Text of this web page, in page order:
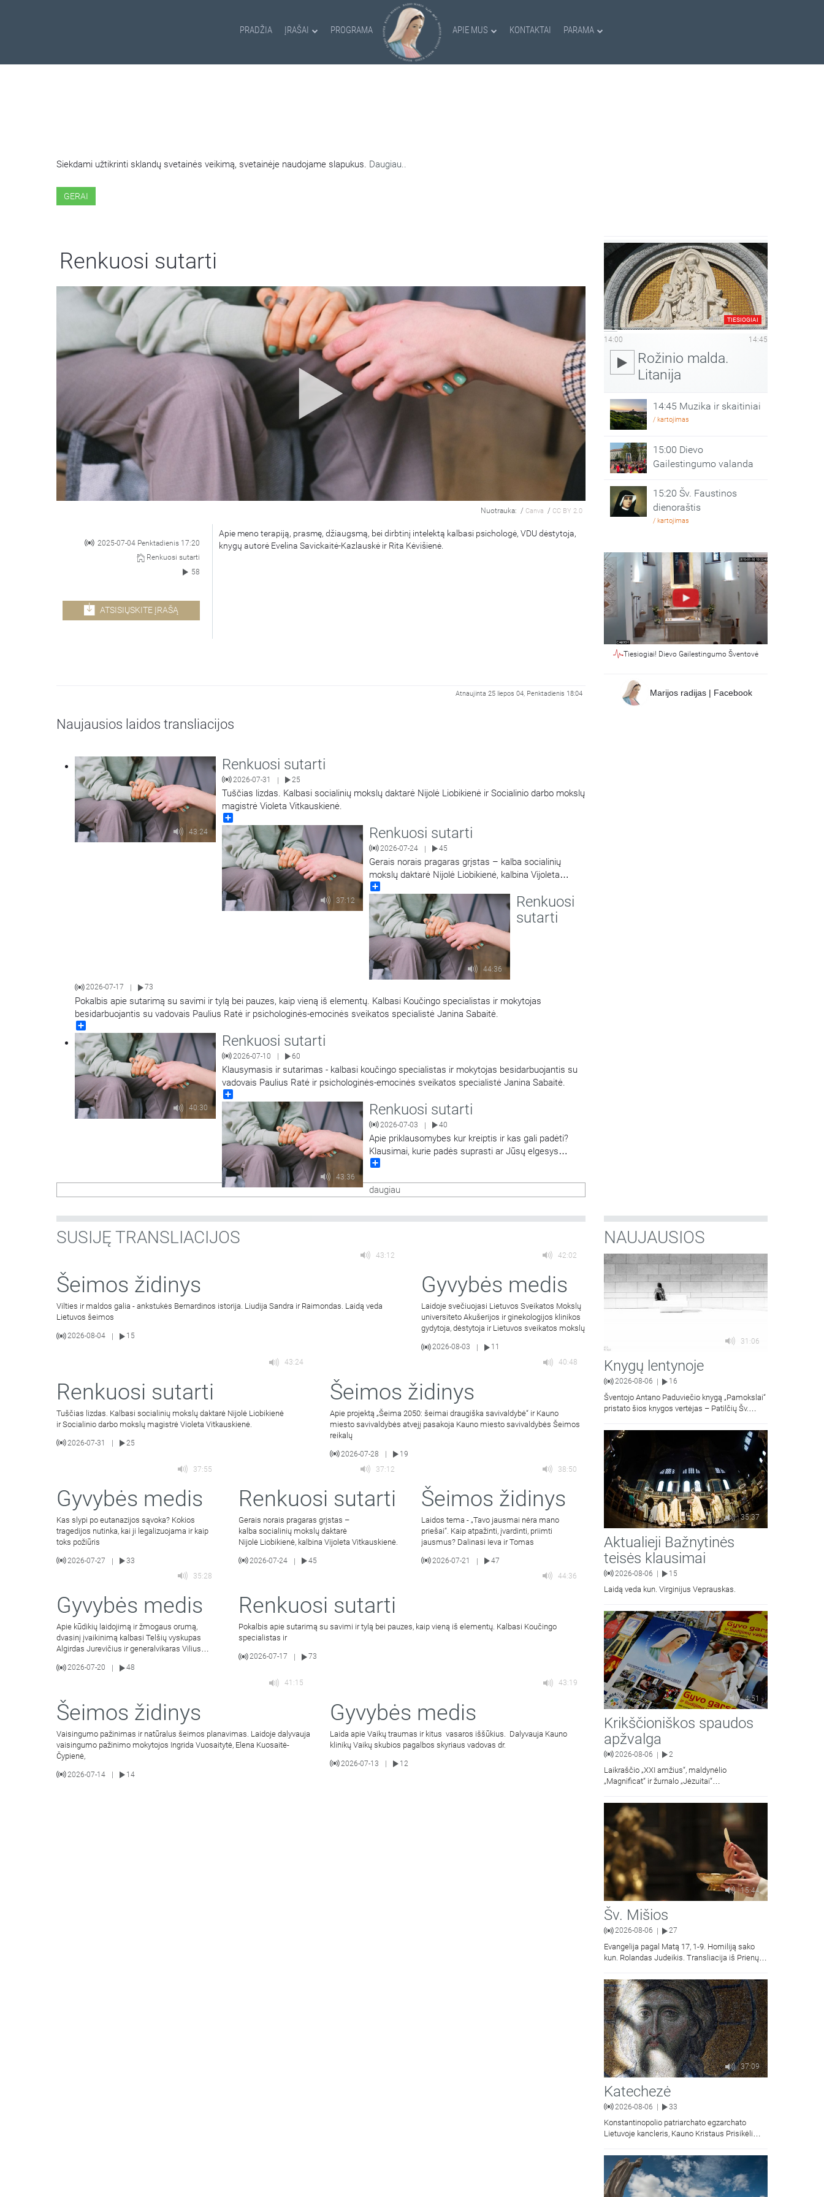
PRADŽIA ĮRAŠAI PROGRAMA APIE MUS KONTAKTAI PARAMA
Siekdami užtikrinti sklandų svetainės veikimą, svetainėje naudojame slapukus. Daugiau..
GERAI
Renkuosi sutarti
Nuotrauka: / Canva / CC BY 2.0
2025-07-04 Penktadienis 17:20
Renkuosi sutarti
58
ATSISIŲSKITE ĮRAŠĄ
Apie meno terapiją, prasmę, džiaugsmą, bei dirbtinį intelektą kalbasi psichologė, VDU dėstytoja,
knygų autorė Evelina Savickaitė-Kazlauskė ir Rita Kėvišienė.
Atnaujinta 25 liepos 04, Penktadienis 18:04
Naujausios laidos transliacijos
43:24
Renkuosi sutarti
2026-07-31 | 25
Tuščias lizdas. Kalbasi socialinių mokslų daktarė Nijolė Liobikienė ir Socialinio darbo mokslų
magistrė Violeta Vitkauskienė.
37:12
Renkuosi sutarti
2026-07-24 | 45
Gerais norais pragaras grįstas – kalba socialinių
mokslų daktarė Nijolė Liobikienė, kalbina Vijoleta
Vitkauskienė.
44:36
Renkuosi
sutarti
2026-07-17 73
Pokalbis apie sutarimą su savimi ir tylą bei pauzes, kaip vieną iš elementų. Kalbasi Koučingo specialistas ir mokytojas
besidarbuojantis su vadovais Paulius Ratė ir psichologinės-emocinės sveikatos specialistė Janina Sabaitė.
40:30
Renkuosi sutarti
2026-07-10 60
Klausymasis ir sutarimas - kalbasi koučingo specialistas ir mokytojas besidarbuojantis su
vadovais Paulius Ratė ir psichologinės-emocinės sveikatos specialistė Janina Sabaitė.
43:36
Renkuosi sutarti
2026-07-03 | 40
Apie priklausomybes kur kreiptis ir kas gali padėti?
Klausimai, kurie padės suprasti ar Jūsų elgesys
žalingas. Kalbasi psichoterapeutas, priklausomybių
laidos vedėja Kauno kolegijos lektorė, sveikatos
daugiau
TIESIOGIAI
14:00 14:45
Rožinio malda.
Litanija
14:45 Muzika ir skaitiniai
/ kartojimas
15:00 Dievo
Gailestingumo valanda
15:20 Šv. Faustinos
dienoraštis
/ kartojimas
Tiesiogiai! Dievo Gailestingumo Šventovė
Marijos radijas | Facebook
SUSIJĘ TRANSLIACIJOS
43:12
Šeimos židinys
Vilties ir maldos galia - ankstukės Bernardinos istorija. Liudija Sandra ir Raimondas. Laidą veda
Lietuvos šeimos
2026-08-04 15
42:02
Gyvybės medis
Laidoje svečiuojasi Lietuvos Sveikatos Mokslų
universiteto Akušerijos ir ginekologijos klinikos
gydytoja, dėstytoja ir Lietuvos sveikatos mokslų
2026-08-03
11
43:24
Renkuosi sutarti
Tuščias lizdas. Kalbasi socialinių mokslų daktarė Nijolė Liobikienė
ir Socialinio darbo mokslų magistrė Violeta Vitkauskienė.
2026-07-31 25
40:48
Šeimos židinys
Apie projektą „Šeima 2050: šeimai draugiška savivaldybė“ ir Kauno
miesto savivaldybės atvejį pasakoja Kauno miesto savivaldybės Šeimos
reikalų
2026-07-28
19
37:55
Gyvybės medis
Kas slypi po eutanazijos sąvoka? Kokios
tragedijos nutinka, kai ji legalizuojama ir kaip
toks požiūris
2026-07-27 | 33
37:12
Renkuosi sutarti
Gerais norais pragaras grįstas –
kalba socialinių mokslų daktarė
Nijolė Liobikienė, kalbina Vijoleta Vitkauskienė.
2026-07-24 | 45
38:50
Šeimos židinys
Laidos tema - „Tavo jausmai nėra mano
priešai“. Kaip atpažinti, įvardinti, priimti
jausmus? Dalinasi Ieva ir Tomas
2026-07-21 |
47
35:28
Gyvybės medis
Apie kūdikių laidojimą ir žmogaus orumą,
dvasinį įvaikinimą kalbasi Telšių vyskupas
Algirdas Jurevičius ir generalvikaras Vilius
2026-07-20 48
44:36
Renkuosi sutarti
Pokalbis apie sutarimą su savimi ir tylą bei pauzes, kaip vieną iš elementų. Kalbasi Koučingo
specialistas ir
2026-07-17 73
41:15
Šeimos židinys
Vaisingumo pažinimas ir natūralus šeimos planavimas. Laidoje dalyvauja
vaisingumo pažinimo mokytojos Ingrida Vuosaitytė, Elena Kuosaitė-
Čypienė,
2026-07-14 14
43:19
Gyvybės medis
Laida apie Vaikų traumas ir kitus vasaros iššūkius. Dalyvauja Kauno
klinikų Vaikų skubios pagalbos skyriaus vadovas dr.
2026-07-13 12
NAUJAUSIOS
31:06
Knygų lentynoje
2026-08-06 16
Šventojo Antano Paduviečio knygą „Pamokslai“
pristato šios knygos vertėjas – Patilčių Šv.
moralinės teologijos dr. Algirdas Petras
35:37
Aktualieji Bažnytinės
teisės klausimai
2026-08-06 15
Laidą veda kun. Virginijus Veprauskas.
4:51
Krikščioniškos spaudos
apžvalga
2026-08-06 | 2
Laikraščio „XXI amžius“, maldynėlio
„Magnificat“ ir žurnalo „Jėzuitai“
15:44
Šv. Mišios
2026-08-06 27
Evangelija pagal Matą 17, 1-9. Homiliją sako
kun. Rolandas Judeikis. Transliacija iš Prienų
37:09
Katechezė
2026-08-06 33
Konstantinopolio patriarchato egzarchato
Lietuvoje kancleris, Kauno Kristaus Prisikėlimo
kunigas Vitalijus Mockus pasakoja apie
Kristaus Atsimainymo šventę.